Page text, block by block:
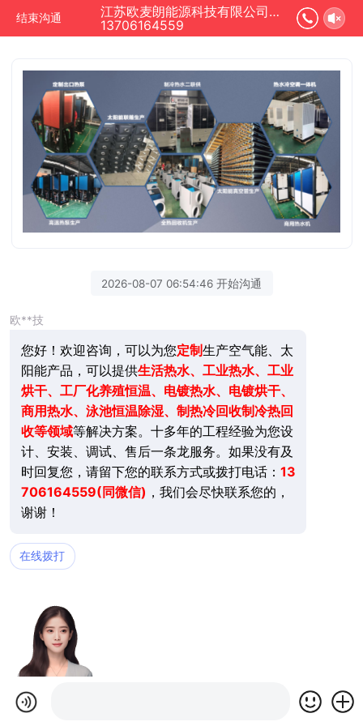
结束沟通
江苏欧麦朗能源科技有限公司正在为您服务
13706164559
2026-08-07 06:54:46 开始沟通
欧**技
您好！欢迎咨询，可以为您定制生产空气能、太
阳能产品，可以提供生活热水、工业热水、工业
烘干、工厂化养殖恒温、电镀热水、电镀烘干、
商用热水、泳池恒温除湿、制热冷回收制冷热回
收等领域等解决方案。十多年的工程经验为您设
计、安装、调试、售后一条龙服务。如果没有及
时回复您，请留下您的联系方式或拨打电话： 13
706164559(同微信) ，我们会尽快联系您的，
谢谢！
在线拨打